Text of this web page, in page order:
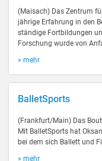
(Maisach) Das Zentrum
jährige Erfahrung in den
ständige Fortbildungen
Forschung wurde von
» mehr
BalletSports
(Frankfurt/Main) Das
Mit BalletSports hat
bei dem sich Ballett und
» mehr